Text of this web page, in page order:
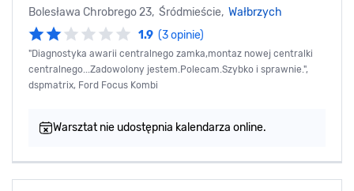
Bolesława Chrobrego 23, Śródmieście, Wałbrzych
1.9 (3 opinie)
"Diagnostyka awarii centralnego zamka,montaz nowej centralki
centralnego...Zadowolony jestem.Polecam.Szybko i sprawnie.",
dspmatrix, Ford Focus Kombi
Warsztat nie udostępnia kalendarza online.